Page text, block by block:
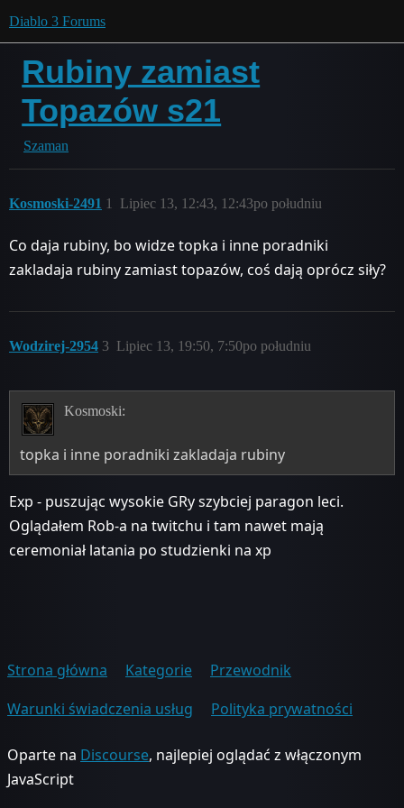
Diablo 3 Forums
Rubiny zamiast
Topazów s21
Szaman
Kosmoski-2491 Lipiec 13, 12:43, 12:43po południu
1
Co daja rubiny, bo widze topka i inne poradniki
zakladaja rubiny zamiast topazów, coś dają oprócz siły?
Wodzirej-2954 Lipiec 13, 19:50, 7:50po południu
3
Kosmoski:
topka i inne poradniki zakladaja rubiny
Exp - puszując wysokie GRy szybciej paragon leci.
Oglądałem Rob-a na twitchu i tam nawet mają
ceremoniał latania po studzienki na xp
Strona główna Kategorie
Przewodnik
Warunki świadczenia usług
Polityka prywatności
Oparte na Discourse, najlepiej oglądać z włączonym
JavaScript